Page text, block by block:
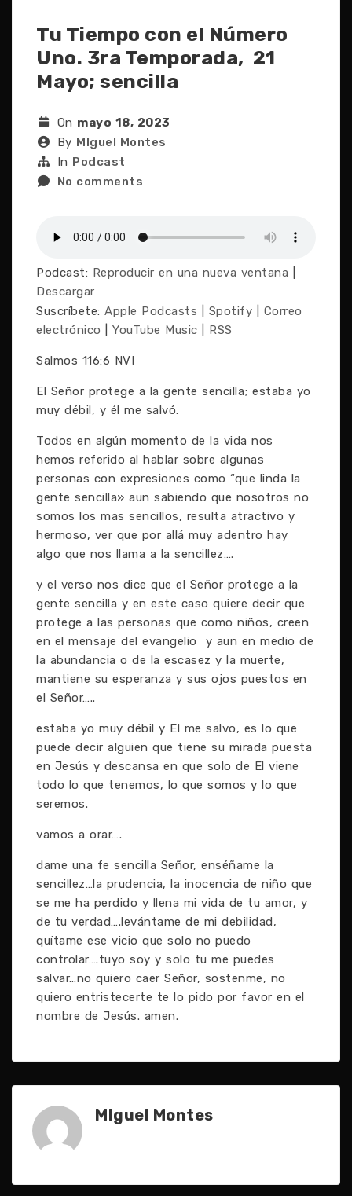
Tu Tiempo con el Número
Uno. 3ra Temporada, 21
Mayo; sencilla
On mayo 18, 2023
By MIguel Montes
In Podcast
No comments
Podcast: Reproducir en una nueva ventana
Descargar
Suscríbete: Apple Podcasts Spotify
Correo
electrónico
YouTube Music RSS
Salmos 116:6 NVI
El Señor protege a la gente sencilla; estaba yo
muy débil, y él me salvó.
Todos en algún momento de la vida nos
hemos referido al hablar sobre algunas
personas con expresiones como “que linda la
gente sencilla» aun sabiendo que nosotros no
somos los mas sencillos, resulta atractivo y
hermoso, ver que por allá muy adentro hay
algo que nos llama a la sencillez….
y el verso nos dice que el Señor protege a la
gente sencilla y en este caso quiere decir que
protege a las personas que como niños, creen
en el mensaje del evangelio y aun en medio de
la abundancia o de la escasez y la muerte,
mantiene su esperanza y sus ojos puestos en
el Señor…..
estaba yo muy débil y El me salvo, es lo que
puede decir alguien que tiene su mirada puesta
en Jesús y descansa en que solo de El viene
todo lo que tenemos, lo que somos y lo que
seremos.
vamos a orar….
dame una fe sencilla Señor, enséñame la
sencillez…la prudencia, la inocencia de niño que
se me ha perdido y llena mi vida de tu amor, y
de tu verdad….levántame de mi debilidad,
quítame ese vicio que solo no puedo
controlar….tuyo soy y solo tu me puedes
salvar…no quiero caer Señor, sostenme, no
quiero entristecerte te lo pido por favor en el
nombre de Jesús. amen.
MIguel Montes